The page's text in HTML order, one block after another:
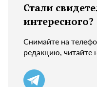
Стали
интересного?
Снимайте на
редакцию, читайте